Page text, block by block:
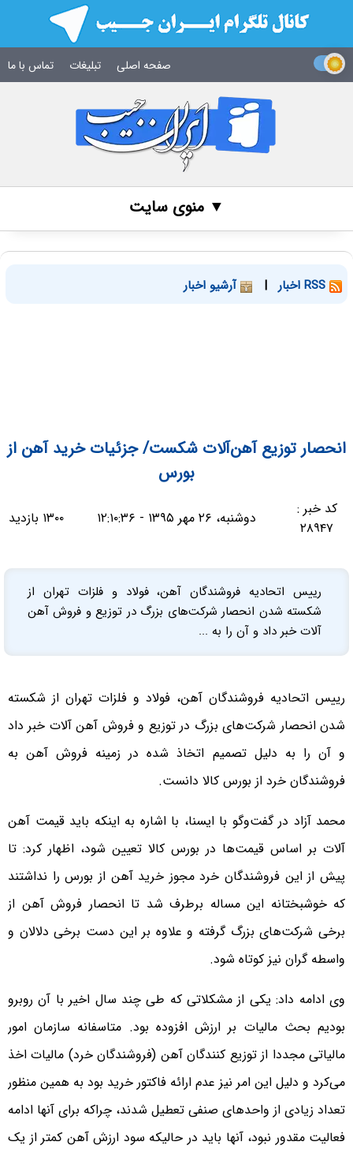
صفحه اصلی تبلیغات تماس با ما
▼ منوی سایت
| آرشیو اخبار
انحصار توزیع آهن‌آلات شکست/ جزئیات خرید آهن از
بورس
کد خبر :
۲۸۹۴۷
دوشنبه، ۲۶ مهر ۱۳۹۵ - ۱۲:۱۰:۳۶ ۱۳۰۰ بازدید
رییس اتحادیه فروشندگان آهن، فولاد و فلزات تهران از
شکسته شدن انحصار شرکت‌های بزرگ در توزیع و فروش آهن
آلات خبر داد و آن را به ...
رییس اتحادیه فروشندگان آهن، فولاد و فلزات تهران از شکسته
شدن انحصار شرکت‌های بزرگ در توزیع و فروش آهن آلات خبر داد
و آن را به دلیل تصمیم اتخاذ شده در زمینه فروش آهن به
فروشندگان خرد از بورس کالا دانست.
محمد آزاد در گفت‌وگو با ایسنا، با اشاره به اینکه باید قیمت آهن
آلات بر اساس قیمت‌ها در بورس کالا تعیین شود، اظهار کرد: تا
پیش از این فروشندگان خرد مجوز خرید آهن از بورس را نداشتند
که خوشبختانه این مساله برطرف شد تا انحصار فروش آهن از
برخی شرکت‌های بزرگ گرفته و علاوه بر این دست برخی دلالان و
واسطه گران نیز کوتاه شود.
وی ادامه داد: یکی از مشکلاتی که طی چند سال اخیر با آن روبرو
بودیم بحث مالیات بر ارزش افزوده بود. متاسفانه سازمان امور
مالیاتی مجددا از توزیع کنندگان آهن (فروشندگان خرد) مالیات اخذ
می‌کرد و دلیل این امر نیز عدم ارائه فاکتور خرید بود به همین منظور
تعداد زیادی از واحدهای صنفی تعطیل شدند، چراکه برای آنها ادامه
فعالیت مقدور نبود، آنها باید در حالیکه سود ارزش آهن کمتر از یک